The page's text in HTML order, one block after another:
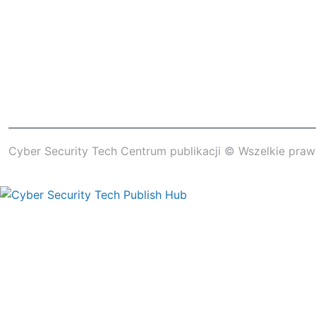
Cyber ​​Security Tech Centrum publikacji © Wszelkie